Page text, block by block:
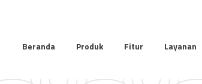
Beranda Produk Fitur Layanan